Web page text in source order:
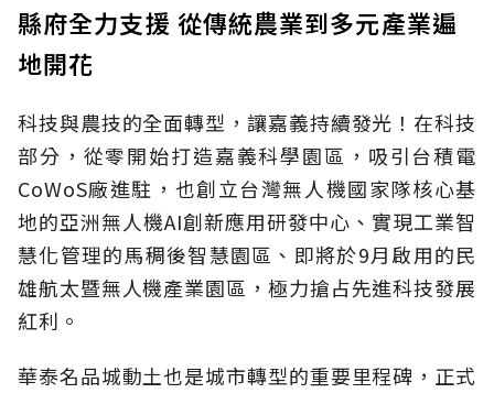
縣府全力支援 從傳統農業到多元產業遍
地開花
科技與農技的全面轉型，讓嘉義持續發光！在科技
部分，從零開始打造嘉義科學園區，吸引台積電
CoWoS廠進駐，也創立台灣無人機國家隊核心基
地的亞洲無人機AI創新應用研發中心、實現工業智
慧化管理的馬稠後智慧園區、即將於9月啟用的民
雄航太暨無人機產業園區，極力搶占先進科技發展
紅利。
華泰名品城動土也是城市轉型的重要里程碑，正式